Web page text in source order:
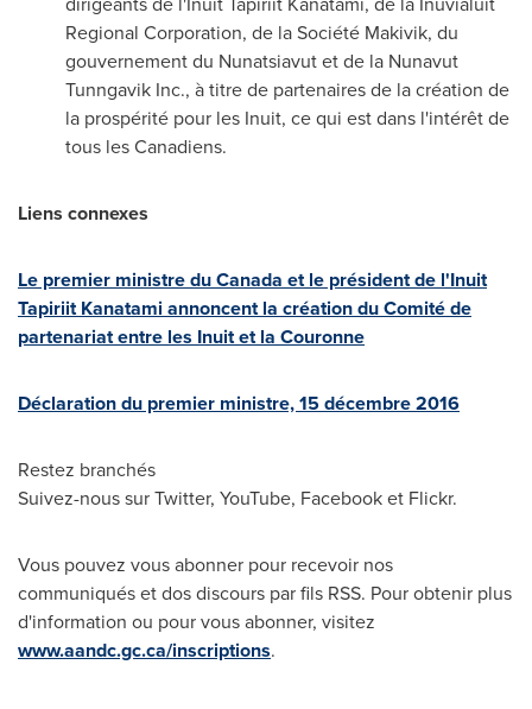
Regional Corporation, de la Société Makivik, du
gouvernement du Nunatsiavut et de la Nunavut
Tunngavik Inc., à titre de partenaires de la création de
la prospérité pour les Inuit, ce qui est dans l'intérêt de
tous les Canadiens.
Liens connexes
Le premier ministre du Canada et le président de l'Inuit
Tapiriit Kanatami annoncent la création du Comité de
partenariat entre les Inuit et la Couronne
Déclaration du premier ministre, 15 décembre 2016
Restez branchés
Suivez-nous sur Twitter, YouTube, Facebook et Flickr.
Vous pouvez vous abonner pour recevoir nos
communiqués et dos discours par fils RSS. Pour obtenir plus
d'information ou pour vous abonner, visitez
www.aandc.gc.ca/inscriptions.